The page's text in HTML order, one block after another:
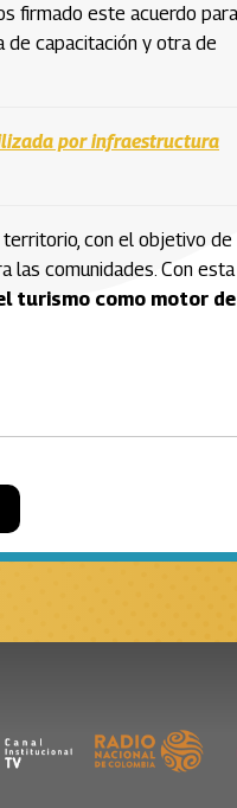
firmado este acuerdo para
capacitación y otra de
por infraestructura
con el objetivo de
las comunidades. Con esta
turismo como motor de